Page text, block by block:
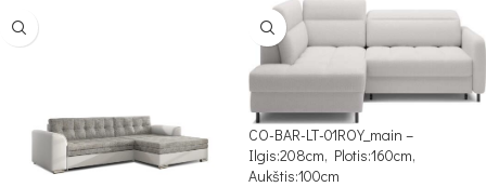
CO-BAR-LT-01ROY_main –
Ilgis:208cm, Plotis:160cm,
Aukštis:100cm